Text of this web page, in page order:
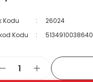
Kodu 26024
Kodu
5134910038640